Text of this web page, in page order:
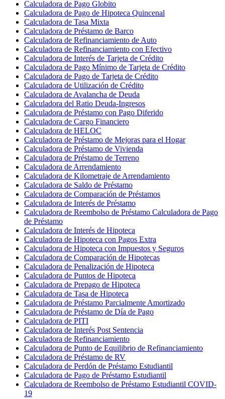
Calculadora de Pago Globito
Calculadora de Pago de Hipoteca Quincenal
Calculadora de Tasa Mixta
Calculadora de Préstamo de Barco
Calculadora de Refinanciamiento de Auto
Calculadora de Refinanciamiento con Efectivo
Calculadora de Interés de Tarjeta de Crédito
Calculadora de Pago Mínimo de Tarjeta de Crédito
Calculadora de Pago de Tarjeta de Crédito
Calculadora de Utilización de Crédito
Calculadora de Avalancha de Deuda
Calculadora del Ratio Deuda-Ingresos
Calculadora de Préstamo con Pago Diferido
Calculadora de Cargo Financiero
Calculadora de HELOC
Calculadora de Préstamo de Mejoras para el Hogar
Calculadora de Préstamo de Vivienda
Calculadora de Préstamo de Terreno
Calculadora de Arrendamiento
Calculadora de Kilometraje de Arrendamiento
Calculadora de Saldo de Préstamo
Calculadora de Comparación de Préstamos
Calculadora de Interés de Préstamo
Calculadora de Reembolso de Préstamo Calculadora de Pago
de Préstamo
Calculadora de Interés de Hipoteca
Calculadora de Hipoteca con Pagos Extra
Calculadora de Hipoteca con Impuestos y Seguros
Calculadora de Comparación de Hipotecas
Calculadora de Penalización de Hipoteca
Calculadora de Puntos de Hipoteca
Calculadora de Prepago de Hipoteca
Calculadora de Tasa de Hipoteca
Calculadora de Préstamo Parcialmente Amortizado
Calculadora de Préstamo de Día de Pago
Calculadora de PITI
Calculadora de Interés Post Sentencia
Calculadora de Refinanciamiento
Calculadora de Punto de Equilibrio de Refinanciamiento
Calculadora de Préstamo de RV
Calculadora de Perdón de Préstamo Estudiantil
Calculadora de Pago de Préstamo Estudiantil
Calculadora de Reembolso de Préstamo Estudiantil COVID-
19